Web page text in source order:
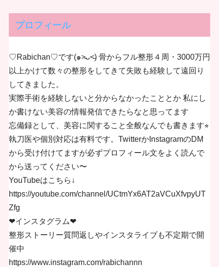
プロフィール
♡Rabichan♡です(๑˃̵ᴗ˂̵) 骨からフル整形４周・3000万円
以上かけて数々の整形をしてきて失敗も経験して遠回り
してきました。
実際手術を経験しないと分からなかったこととか 私にし
か書けない美容の情報発信できたらなと思ってます
忘備録として、美容に関すること全般なんでも書きます⭐︎
執刀医や個別対応は有料です。TwitterかInstagramのDM
から受け付けてますが必ずプロフィール文をよく読んで
から送ってください〜
YouTubeはこちら↓
https://youtube.com/channel/UCtmYx6AT2aVCuXfvpyUT
Zfg
❤︎インスタグラム❤︎
整形ストーリー質問返しやインスタライブも不定期で開
催中
https://www.instagram.com/rabichannn